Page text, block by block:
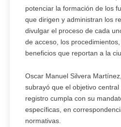
potenciar la formación de los
que dirigen y administran los
divulgar el proceso de cada
de acceso, los
beneficios que reportan a la
Oscar Manuel Silvera
subrayó que el objetivo
registro cumpla con su
específicas, en
normativas.